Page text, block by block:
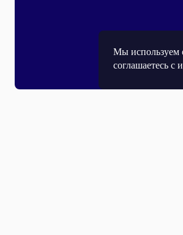
Мы используем
соглашаетесь с